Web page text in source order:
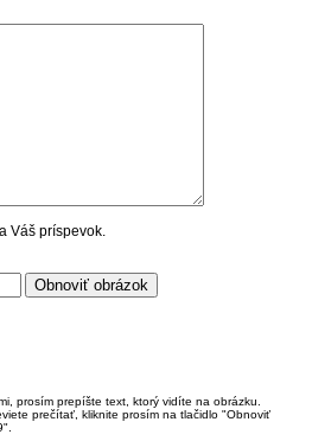
Váš príspevok.
prosím prepíšte text, ktorý vidíte na obrázku.
prečítať, kliknite prosím na tlačidlo "Obnoviť